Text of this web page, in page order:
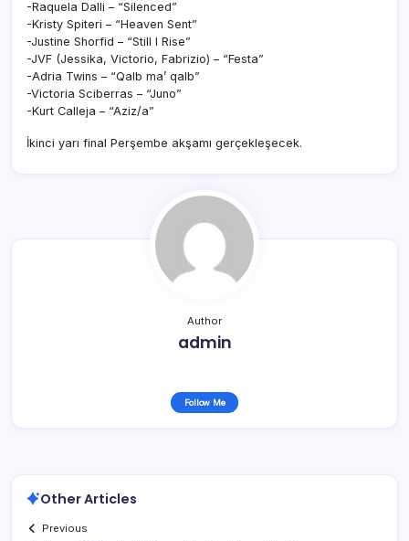
-Raquela Dalli – “Silenced”
-Kristy Spiteri – “Heaven Sent”
-Justine Shorfid – “Still I Rise”
-JVF (Jessika, Victorio, Fabrizio) – “Festa”
-Adria Twins – “Qalb ma’ qalb”
-Victoria Sciberras – “Juno”
-Kurt Calleja – “Aziz/a”
İkinci yarı final Perşembe akşamı gerçekleşecek.
Author
admin
Follow Me
Other Articles
Previous